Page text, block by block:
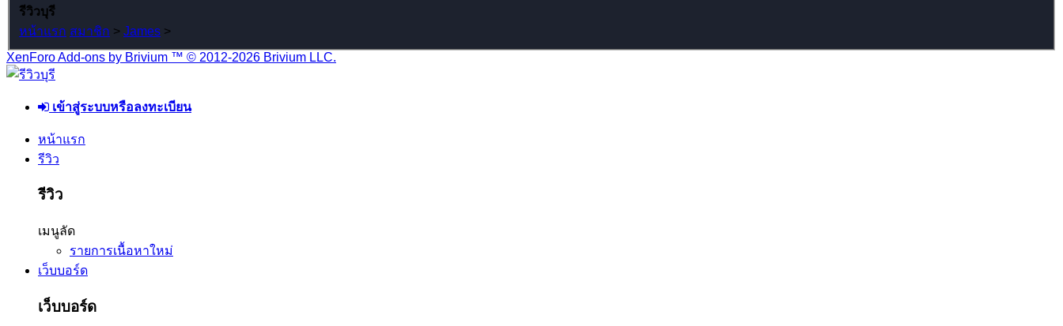
รีวิวบุรี
หน้าแรก สมาชิก > James >
XenForo Add-ons by Brivium ™ © 2012-2026 Brivium LLC.
เข้าสู่ระบบหรือลงทะเบียน
หน้าแรก
รีวิว
รีวิว
เมนูลัด
รายการเนื้อหาใหม่
เว็บบอร์ด
เว็บบอร์ด